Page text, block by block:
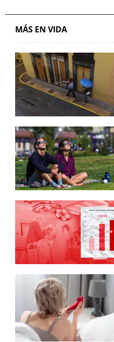
MÁS EN VIDA